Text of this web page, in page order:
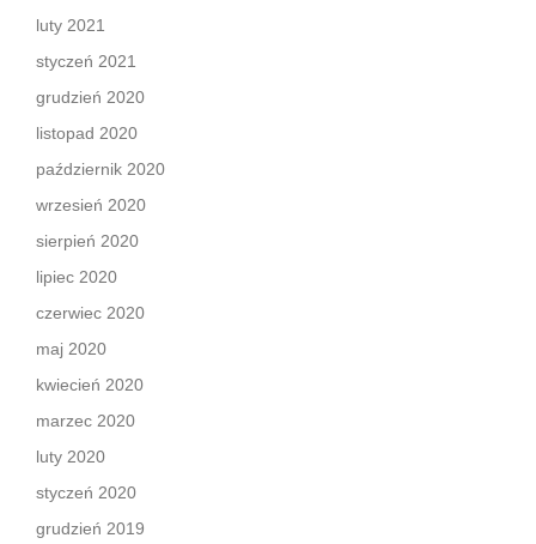
luty 2021
styczeń 2021
grudzień 2020
listopad 2020
październik 2020
wrzesień 2020
sierpień 2020
lipiec 2020
czerwiec 2020
maj 2020
kwiecień 2020
marzec 2020
luty 2020
styczeń 2020
grudzień 2019